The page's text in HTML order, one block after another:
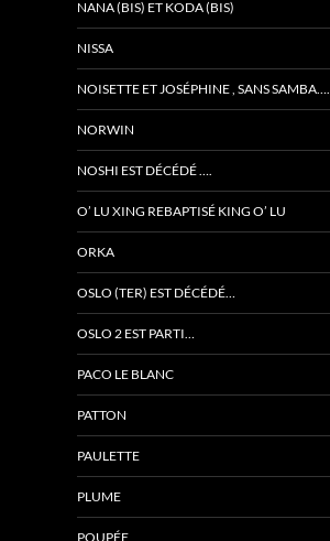
NANA (BIS) ET KODA (BIS)
NISSA
NOISETTE ET JOSÉPHINE , SANS SAMBA….
NORWIN
NOSHI EST DÉCÉDÉ ….
O’ LU XING REBAPTISÉ KING O’ LU
ORKA
OSLO (TER) EST DÉCÉDÉ…
OSLO 2 EST PARTI…
PACO LE BLANC
PATTON
PAULETTE
PLUME
POUPÉE